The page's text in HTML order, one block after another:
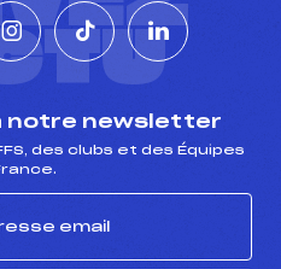
notre newsletter
des clubs et des Équipes